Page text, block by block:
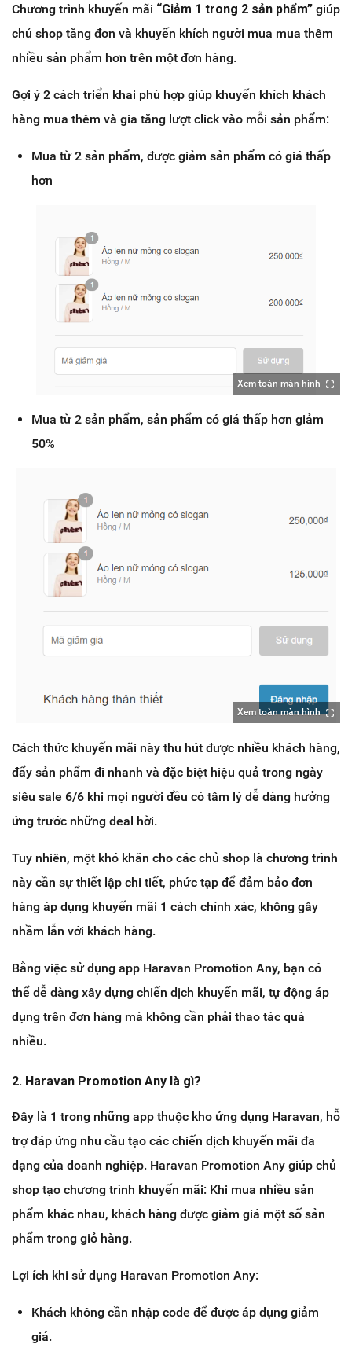
Chương trình khuyến mãi “Giảm 1 trong 2 sản phẩm” giúp
chủ shop tăng đơn và khuyến khích người mua mua thêm
nhiều sản phẩm hơn trên một đơn hàng.
Gợi ý 2 cách triển khai phù hợp giúp khuyến khích khách
hàng mua thêm và gia tăng lượt click vào mỗi sản phẩm:
Mua từ 2 sản phẩm, được giảm sản phẩm có giá thấp
hơn
Xem toàn màn hình
Mua từ 2 sản phẩm, sản phẩm có giá thấp hơn giảm
50%
Xem toàn màn hình
Cách thức khuyến mãi này thu hút được nhiều khách hàng,
đẩy sản phẩm đi nhanh và đặc biệt hiệu quả trong ngày
siêu sale 6/6 khi mọi người đều có tâm lý dễ dàng hưởng
ứng trước những deal hời.
Tuy nhiên, một khó khăn cho các chủ shop là chương trình
này cần sự thiết lập chi tiết, phức tạp để đảm bảo đơn
hàng áp dụng khuyến mãi 1 cách chính xác, không gây
nhầm lẫn với khách hàng.
Bằng việc sử dụng app Haravan Promotion Any, bạn có
thể dễ dàng xây dựng chiến dịch khuyến mãi, tự động áp
dụng trên đơn hàng mà không cần phải thao tác quá
nhiều.
2. Haravan Promotion Any là gì?
Đây là 1 trong những app thuộc kho ứng dụng Haravan, hỗ
trợ đáp ứng nhu cầu tạo các chiến dịch khuyến mãi đa
dạng của doanh nghiệp. Haravan Promotion Any giúp chủ
shop tạo chương trình khuyến mãi: Khi mua nhiều sản
phẩm khác nhau, khách hàng được giảm giá một số sản
phẩm trong giỏ hàng.
Lợi ích khi sử dụng Haravan Promotion Any:
Khách không cần nhập code để được áp dụng giảm
giá.